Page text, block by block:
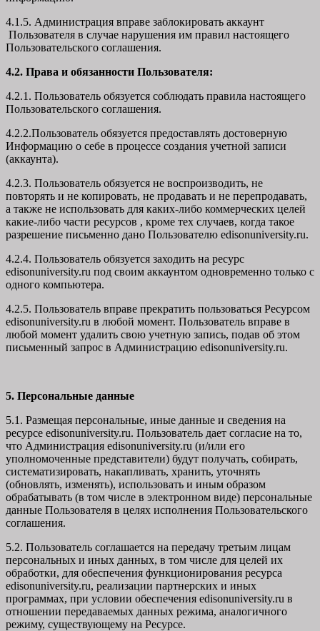
4.1.5. Администрация вправе заблокировать аккаунт
Пользователя в случае нарушения им правил настоящего
Пользовательского соглашения.
4.2. Права и обязанности Пользователя:
4.2.1. Пользователь обязуется соблюдать правила настоящего
Пользовательского соглашения.
4.2.2.Пользователь обязуется предоставлять достоверную
Информацию о себе в процессе создания учетной записи
(аккаунта).
4.2.3. Пользователь обязуется не воспроизводить, не
повторять и не копировать, не продавать и не перепродавать,
а также не использовать для каких-либо коммерческих целей
какие-либо части ресурсов , кроме тех случаев, когда такое
разрешение письменно дано Пользователю edisonuniversity.ru.
4.2.4. Пользователь обязуется заходить на ресурс
edisonuniversity.ru под своим аккаунтом одновременно только с
одного компьютера.
4.2.5. Пользователь вправе прекратить пользоваться Ресурсом
edisonuniversity.ru в любой момент. Пользователь вправе в
любой момент удалить свою учетную запись, подав об этом
письменный запрос в Администрацию edisonuniversity.ru.
5. Персональные данные
5.1. Размещая персональные, иные данные и сведения на
ресурсе edisonuniversity.ru. Пользователь дает согласие на то,
что Администрация edisonuniversity.ru (и/или его
уполномоченные представители) будут получать, собирать,
систематизировать, накапливать, хранить, уточнять
(обновлять, изменять), использовать и иным образом
обрабатывать (в том числе в электронном виде) персональные
данные Пользователя в целях исполнения Пользовательского
соглашения.
5.2. Пользователь соглашается на передачу третьим лицам
персональных и иных данных, в том числе для целей их
обработки, для обеспечения функционирования ресурса
edisonuniversity.ru, реализации партнерских и иных
программах, при условии обеспечения edisonuniversity.ru в
отношении передаваемых данных режима, аналогичного
режиму, существующему на Ресурсе.